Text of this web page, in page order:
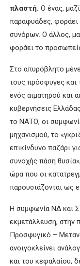
πλαστή. Ο ένας,
παραφυάδες,
συνόρων. Ο άλλος,
φοράει το
Στο απυρόβλητο
τους πρόσφυγες και
ενός αιματηρού και
κυβερνήσεις
το ΝΑΤΟ, οι
μηχανισμού, το
επικίνδυνο παζάρι
συνοχής πάση
ώρα που οι
παρουσιάζονται ως
Η συμφωνία ΝΔ και
εκμετάλλευση, στην
Προσφυγικό –
ανοιγοκλείνει
και του κεφαλαίου,